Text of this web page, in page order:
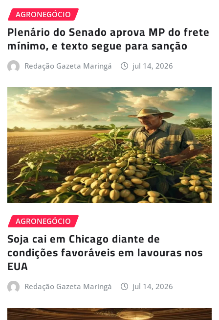
AGRONEGÓCIO
Plenário do Senado aprova MP do frete
mínimo, e texto segue para sanção
Redação Gazeta Maringá jul 14, 2026
AGRONEGÓCIO
Soja cai em Chicago diante de
condições favoráveis em lavouras nos
EUA
Redação Gazeta Maringá jul 14, 2026